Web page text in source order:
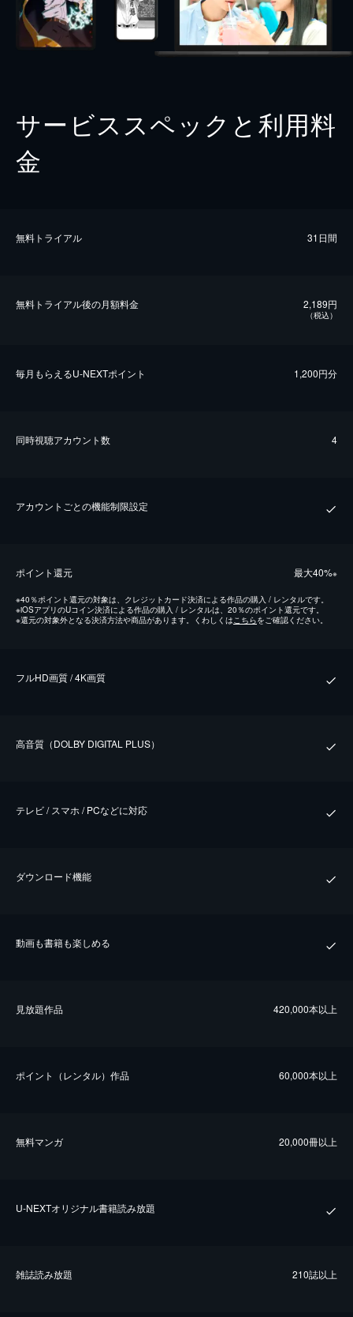
サービススペックと利用料
金
無料トライアル 31日間
無料トライアル後の⽉額料金 2,189円
（税込）
毎⽉もらえるU-NEXTポイント 1,200円分
同時視聴アカウント数 4
アカウントごとの機能制限設定
ポイント還元 最⼤40%※
※40％ポイント還元の対象は、クレジットカード決済による作品の購入 / レンタルです。
※iOSアプリのUコイン決済による作品の購入 / レンタルは、20％のポイント還元です。
※還元の対象外となる決済方法や商品があります。くわしくは こちらをご確認ください。
フルHD画質 / 4K画質
⾼⾳質（DOLBY DIGITAL PLUS）
テレビ / スマホ / PCなどに対応
ダウンロード機能
動画も書籍も楽しめる
⾒放題作品 420,000本以上
ポイント（レンタル）作品 60,000本以上
無料マンガ 20,000冊以上
U-NEXTオリジナル書籍読み放題
雑誌読み放題 210誌以上